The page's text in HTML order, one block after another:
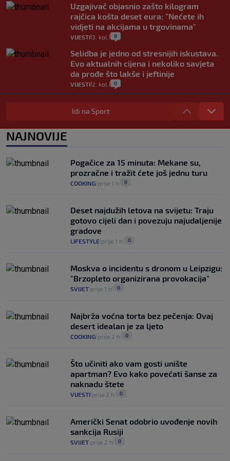
Uzgajivač objasnio zašto kilogram
rajčica košta deset eura: "Nećete ih
vidjeti na akcijama u trgovinama"
VIJESTI 3. kol. 8
Selidba je jedno od stresnijih iskustava.
Evo aktualnih cijena i nekoliko savjeta
da prođe što lakše i jeftinije
VIJESTI 2. kol. 0
Izračunali smo koliko košta putovanje
automobilom na Hvar iz Zagreba, a
VIJESTI 2. kol. 14
zdravstvenu iskaznicu". Kakva su prava
pacijenata izvan mjesta prebivališta?
VIJESTI 1. kol.
Idi na Sport
NAJNOVIJE
Pogačice za 15 minuta: Mekane su,
prozračne i tražit ćete još jednu turu
COOKING prije 1 h 0
Deset najdužih letova na svijetu: Traju
gotovo cijeli dan i povezuju najudaljenije
gradove
LIFESTYLE prije 1 h 0
Moskva o incidentu s dronom u Leipzigu:
"Brzopleto organizirana provokacija"
SVIJET prije 1 h 0
Najbrža voćna torta bez pečenja: Ovaj
desert idealan je za ljeto
COOKING prije 2 h 0
Što učiniti ako vam gosti unište
apartman? Evo kako povećati šanse za
naknadu štete
VIJESTI prije 2 h 0
Američki Senat odobrio uvođenje novih
sankcija Rusiji
SVIJET prije 2 h 0